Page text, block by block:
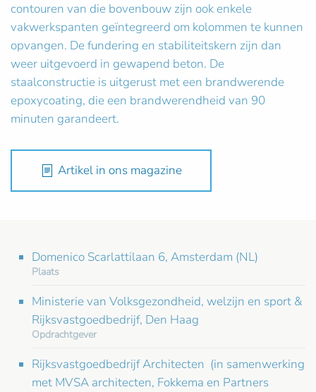
contouren van die bovenbouw zijn ook enkele
vakwerkspanten geïntegreerd om kolommen te kunnen
opvangen. De fundering en stabiliteitskern zijn dan
weer uitgevoerd in gewapend beton. De
staalconstructie is uitgerust met een brandwerende
epoxycoating, die een brandwerendheid van 90
minuten garandeert.
Artikel in ons magazine
Domenico Scarlattilaan 6, Amsterdam (NL)
Plaats
Ministerie van Volksgezondheid, welzijn en sport &
Rijksvastgoedbedrijf, Den Haag
Opdrachtgever
Rijksvastgoedbedrijf Architecten (in samenwerking
met MVSA architecten, Fokkema en Partners